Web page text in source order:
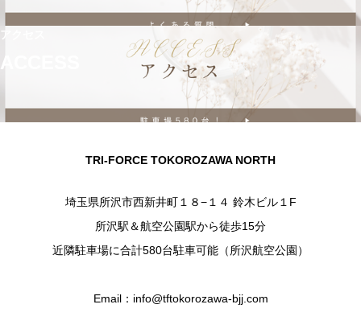
アクセス
ACCESS
TRI-FORCE TOKOROZAWA NORTH
埼玉県所沢市西新井町１８−１４ 鈴木ビル１F
所沢駅＆航空公園駅から徒歩15分
近隣駐車場に合計580台駐車可能（所沢航空公園）
Email：info@tftokorozawa-bjj.com